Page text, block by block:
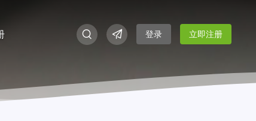
登录 立即注册